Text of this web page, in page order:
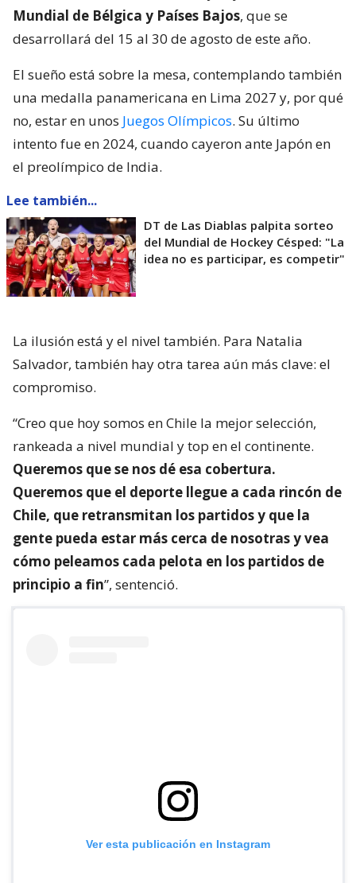
Mundial de Bélgica y Países Bajos, que se
desarrollará del 15 al 30 de agosto de este año.
El sueño está sobre la mesa, contemplando también
una medalla panamericana en Lima 2027 y, por qué
no, estar en unos Juegos Olímpicos. Su último
intento fue en 2024, cuando cayeron ante Japón en
el preolímpico de India.
Lee también...
DT de Las Diablas palpita sorteo
del Mundial de Hockey Césped: "La
idea no es participar, es competir"
La ilusión está y el nivel también. Para Natalia
Salvador, también hay otra tarea aún más clave: el
compromiso.
“Creo que hoy somos en Chile la mejor selección,
rankeada a nivel mundial y top en el continente.
Queremos que se nos dé esa cobertura.
Queremos que el deporte llegue a cada rincón de
Chile, que retransmitan los partidos y que la
gente pueda estar más cerca de nosotras y vea
cómo peleamos cada pelota en los partidos de
principio a fin”, sentenció.
Ver esta publicación en Instagram